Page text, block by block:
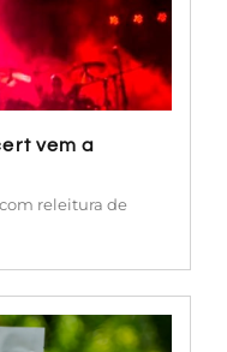
vem a
releitura de